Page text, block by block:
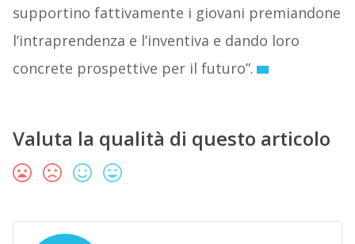
supportino fattivamente i giovani premiandone
l’intraprendenza e l’inventiva e dando loro
concrete prospettive per il futuro”.
Valuta la qualità di questo articolo